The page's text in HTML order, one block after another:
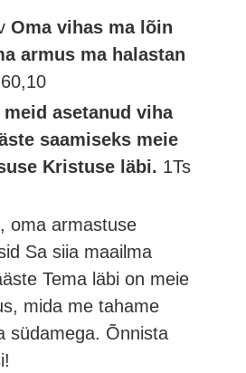
Oma vihas ma lõin
armus ma halastan
asetanud viha
saamiseks meie
Kristuse läbi. 1Ts
oma armastuse
Sa siia maailma
Tema läbi on meie
mida me tahame
südamega. Õnnista